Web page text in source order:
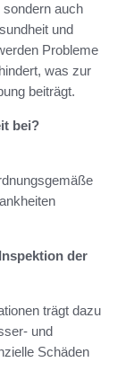
auch
und
Probleme
was zur
beiträgt.
bei?
der
trägt dazu
und
Schäden